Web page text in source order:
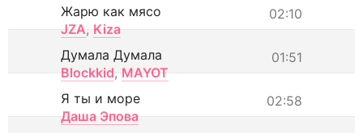
02:10
Жарю как мясо
JZA, Kiza
01:51
Думала Думала
Blockkid, MAYOT
02:58
Я ты и море
Даша Эпова